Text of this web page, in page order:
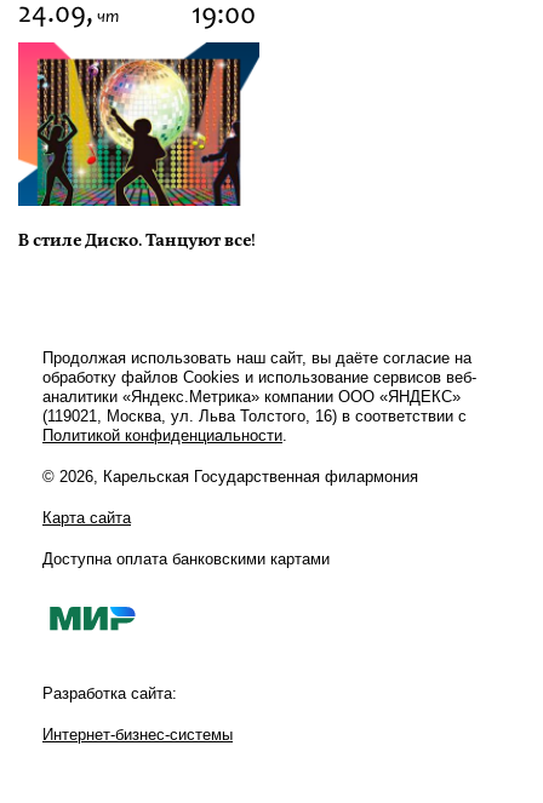
24.09, чт 19:00
В стиле Диско. Танцуют все!
Продолжая использовать наш сайт, вы даёте согласие на
обработку файлов Cookies и использование сервисов веб-
аналитики «Яндекс.Метрика» компании ООО «ЯНДЕКС»
(119021, Москва, ул. Льва Толстого, 16) в соответствии с
Политикой конфиденциальности.
© 2026, Карельская Государственная филармония
Карта сайта
Доступна оплата банковскими картами
Разработка сайта:
Интернет-бизнес-системы